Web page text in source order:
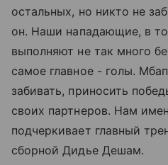
остальных, но никто не
он. Наши нападающие, в
выполняют не так много
самое главное - голы.
забивать, приносить
своих партнеров. Нам
подчеркивает главный
сборной Дидье Дешам.